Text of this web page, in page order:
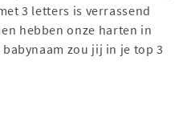
3 letters is verrassend
hebben onze harten in
zou jij in je top 3